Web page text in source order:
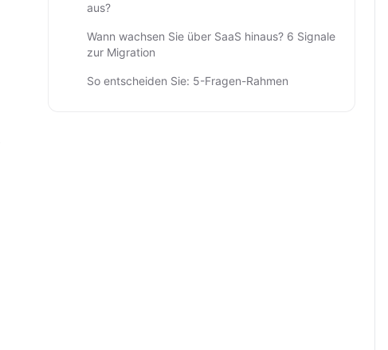
aus?
Wann wachsen Sie über SaaS hinaus? 6 Signale
zur Migration
So entscheiden Sie: 5-Fragen-Rahmen